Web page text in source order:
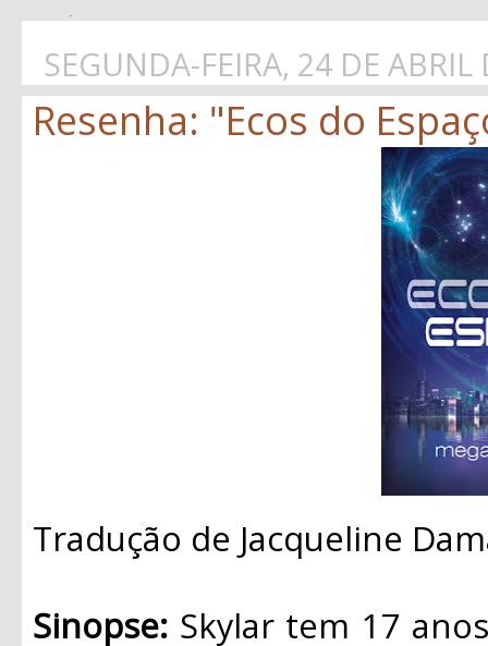
SEGUNDA-FEIRA, 24 DE ABRIL
Resenha: "Ecos do
Tradução de Jacqueline
Sinopse: Skylar tem 17